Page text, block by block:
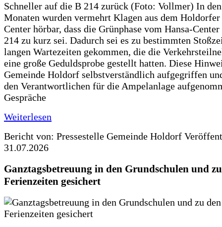
Schneller auf die B 214 zurück (Foto: Vollmer) In
Monaten wurden vermehrt Klagen aus dem Holdorfer
Center hörbar, dass die Grünphase vom Hansa-
214 zu kurz sei. Dadurch sei es zu bestimmten
langen Wartezeiten gekommen, die die
eine große Geduldsprobe gestellt hatten. Diese
Gemeinde Holdorf selbstverständlich aufgegriffen
den Verantwortlichen für die Ampelanlage
Gespräche
Weiterlesen
Bericht von: Pressestelle Gemeinde Holdorf
31.07.2026
Ganztagsbetreuung in den Grundschulen und
Ferienzeiten gesichert